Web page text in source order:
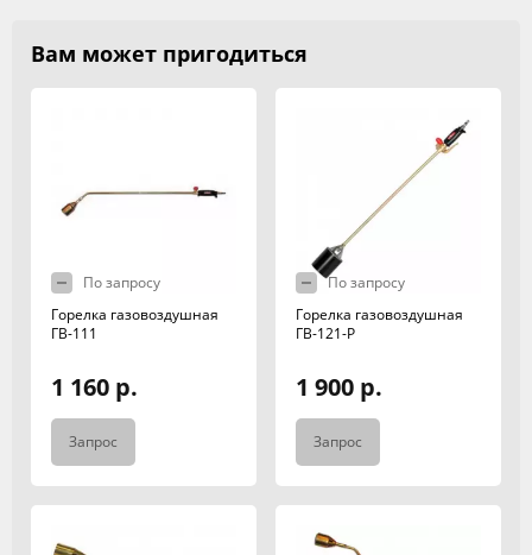
Вам может пригодиться
По запросу
Горелка газовоздушная
ГВ-111
1 160 р.
Запрос
По запросу
Горелка газовоздушная
ГВ-121-Р
1 900 р.
Запрос